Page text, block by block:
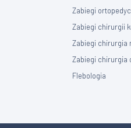
Zabiegi
Zabiegi chirurgii
Zabiegi chirurgia
Zabiegi chirurgia
Flebologia